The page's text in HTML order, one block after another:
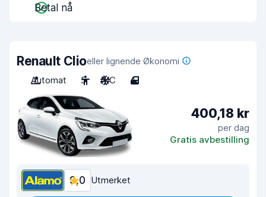
Betal nå
Renault Clioeller lignende Økonomi
Automat
5 A/C 4
400,18 kr
per dag
Gratis avbestilling
9,0 Utmerket